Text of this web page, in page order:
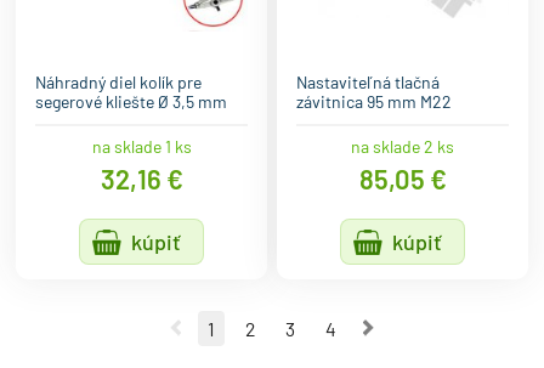
Náhradný diel kolík pre
segerové kliešte Ø 3,5 mm
na sklade 1 ks
32,16 €
kúpiť
Nastaviteľná tlačná
závitnica 95 mm M22
na sklade 2 ks
85,05 €
kúpiť
Predchádzajúca strana
1 2 3 4